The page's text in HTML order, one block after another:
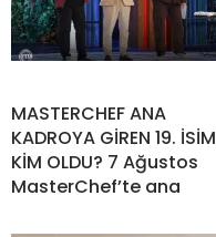
MASTERCHEF ANA
KADROYA GİREN 19. İSİM
KİM OLDU? 7 Ağustos
MasterChef’te ana